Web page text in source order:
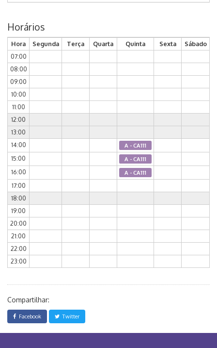
Horários
Hora Segunda Terça Quarta Quinta Sexta
Sábado
07:00
08:00
09:00
10:00
11:00
12:00
13:00
14:00
A - CA111
15:00 A - CA111
16:00 A - CA111
17:00
18:00
19:00
20:00
21:00
22:00
23:00
Compartilhar:
Facebook Twitter